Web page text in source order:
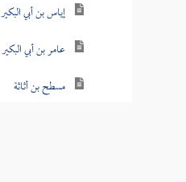
إياس بن أبي البكير
عامر بن أبي البكير
مسطح بن أثاثة